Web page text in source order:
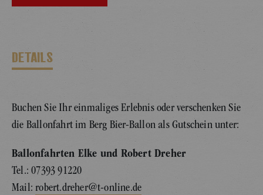
DETAILS
Buchen Sie Ihr einmaliges Erlebnis oder verschenken Sie
die Ballonfahrt im Berg Bier-Ballon als Gutschein unter:
Ballonfahrten Elke und Robert Dreher
Tel.: 07393 91220
Mail:robert.dreher@t-online.de